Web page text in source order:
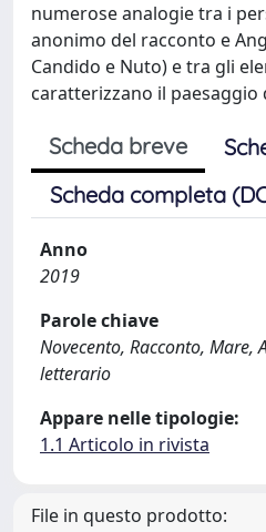
numerose analogie tra i
anonimo del racconto e
Candido e Nuto) e tra gli
caratterizzano il paesaggio
Scheda breve
Scheda completa
Anno
2019
Parole chiave
Novecento, Racconto, Mare,
letterario
Appare nelle tipologie:
1.1 Articolo in rivista
File in questo prodotto: